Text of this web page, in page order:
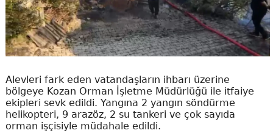
Alevleri fark eden vatandaşların ihbarı üzerine
bölgeye Kozan Orman İşletme Müdürlüğü ile itfaiye
ekipleri sevk edildi. Yangına 2 yangın söndürme
helikopteri, 9 arazöz, 2 su tankeri ve çok sayıda
orman işçisiyle müdahale edildi.